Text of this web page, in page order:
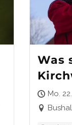
Was
Mo.